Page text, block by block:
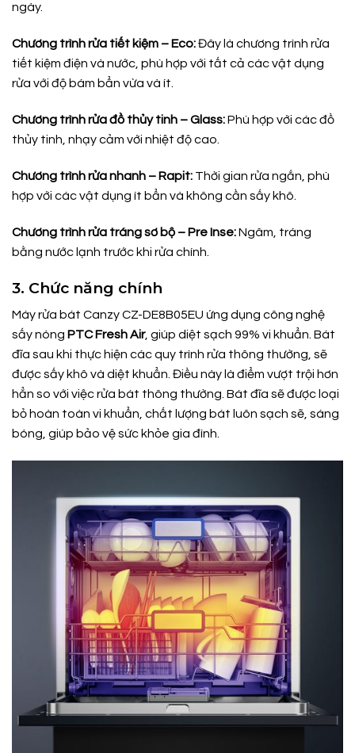
ngày.
Chương trình rửa tiết kiệm – Eco:Đây là chương trình rửa
tiết kiệm điện và nước, phù hợp với tất cả các vật dụng
rửa với độ bám bẩn vừa và ít.
Chương trình rửa đồ thủy tinh – Glass:Phù hợp với các đồ
thủy tinh, nhạy cảm với nhiệt độ cao.
Chương trình rửa nhanh – Rapit: Thời gian rửa ngắn, phù
hợp với các vật dụng ít bẩn và không cần sấy khô.
Chương trình rửa tráng sơ bộ – Pre Inse:Ngâm, tráng
bằng nước lạnh trước khi rửa chính.
3. Chức năng chính
Máy rửa bát Canzy CZ-DE8B05EU ứng dụng công nghệ
sấy nóng PTC Fresh Air, giúp diệt sạch 99% vi khuẩn. Bát
đĩa sau khi thực hiện các quy trình rửa thông thường, sẽ
được sấy khô và diệt khuẩn. Điều này là điểm vượt trội hơn
hẳn so với việc rửa bát thông thường. Bát đĩa sẽ được loại
bỏ hoàn toàn vi khuẩn, chất lượng bát luôn sạch sẽ, sáng
bóng, giúp bảo vệ sức khỏe gia đình.